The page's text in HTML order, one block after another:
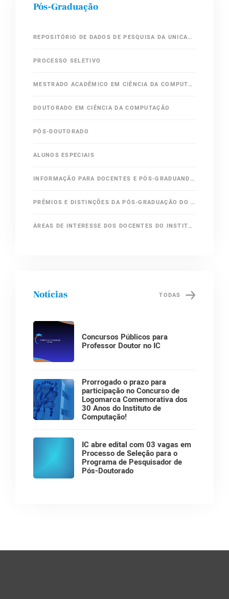
Pós-Graduação
REPOSITÓRIO DE DADOS DE PESQUISA DA UNICAMP (REDU)
PROCESSO SELETIVO
MESTRADO ACADÊMICO EM CIÊNCIA DA COMPUTAÇÃO
DOUTORADO EM CIÊNCIA DA COMPUTAÇÃO
PÓS-DOUTORADO
ALUNOS ESPECIAIS
INFORMAÇÃO PARA DOCENTES E PÓS-GRADUANDOS
PRÊMIOS E DISTINÇÕES DA PÓS-GRADUAÇÃO DO IC-UNICAMP
ÁREAS DE INTERESSE DOS DOCENTES DO INSTITUTO DE COMPUTAÇÃO
Notícias TODAS
Concursos Públicos para
Professor Doutor no IC
Prorrogado o prazo para
participação no Concurso de
Logomarca Comemorativa dos
30 Anos do Instituto de
Computação!
IC abre edital com 03 vagas em
Processo de Seleção para o
Programa de Pesquisador de
Pós-Doutorado